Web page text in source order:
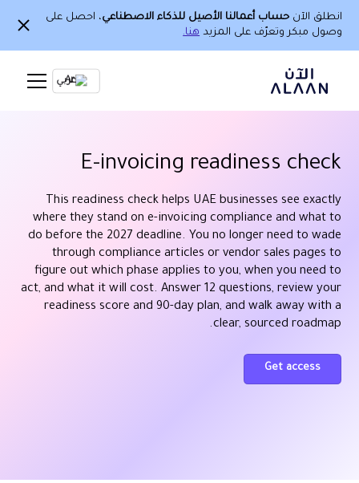
انطلق الآن حساب أعمالنا الأصيل للذكاء الاصطناعي، احصل على
وصول مبكر وتعرّف على المزيد هنا.
Ar
E-invoicing readiness check
This readiness check helps UAE businesses see exactly
where they stand on e-invoicing compliance and what to
do before the 2027 deadline. You no longer need to wade
through compliance articles or vendor sales pages to
figure out which phase applies to you, when you need to
act, and what it will cost. Answer 12 questions, review your
readiness score and 90-day plan, and walk away with a
clear, sourced roadmap.
Get access